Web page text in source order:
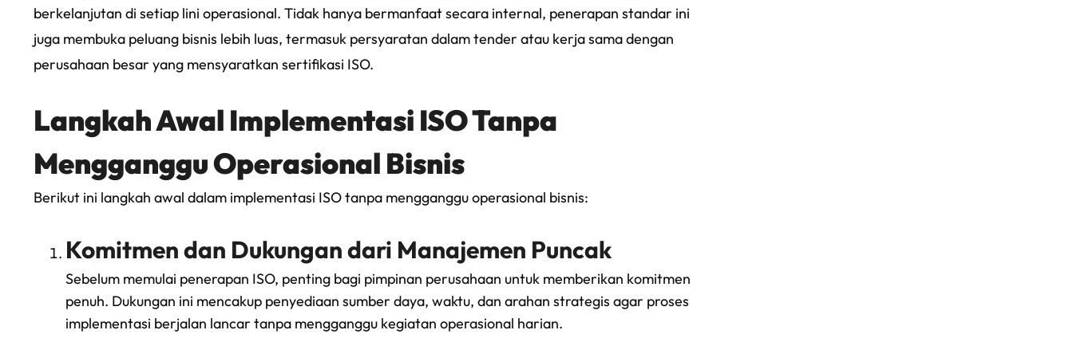
berkelanjutan di setiap lini operasional. Tidak hanya bermanfaat secara internal, penerapan standar ini
juga membuka peluang bisnis lebih luas, termasuk persyaratan dalam tender atau kerja sama dengan
perusahaan besar yang mensyaratkan sertifikasi ISO.
Langkah Awal Implementasi ISO Tanpa
Mengganggu Operasional Bisnis
Berikut ini langkah awal dalam implementasi ISO tanpa mengganggu operasional bisnis:
Komitmen dan Dukungan dari Manajemen Puncak
Sebelum memulai penerapan ISO, penting bagi pimpinan perusahaan untuk memberikan komitmen
penuh. Dukungan ini mencakup penyediaan sumber daya, waktu, dan arahan strategis agar proses
implementasi berjalan lancar tanpa mengganggu kegiatan operasional harian.